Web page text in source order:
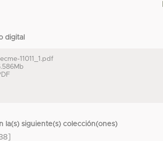
digital
11011_1.pdf
la(s) siguiente(s) colección(ones)